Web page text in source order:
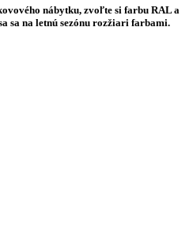
nábytku, zvoľte si farbu RAL a
sa na letnú sezónu rozžiari farbami.